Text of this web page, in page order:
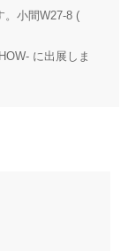
小間W27-8 (
に出展しま